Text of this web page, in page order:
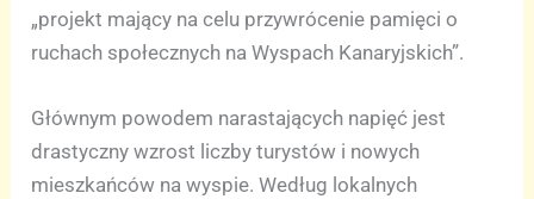
„projekt mający na celu przywrócenie pamięci o
ruchach społecznych na Wyspach Kanaryjskich”.
Głównym powodem narastających napięć jest
drastyczny wzrost liczby turystów i nowych
mieszkańców na wyspie. Według lokalnych